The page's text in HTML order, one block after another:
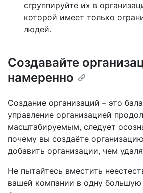
сгруппируйте их в
которой имеет только
людей.
Создавайте
намеренно
Создание организаций – это
управление организацией
масштабируемым, следует
почему вы создаёте
добавить организации, чем
Не пытайтесь вместить
вашей компании в одну большую